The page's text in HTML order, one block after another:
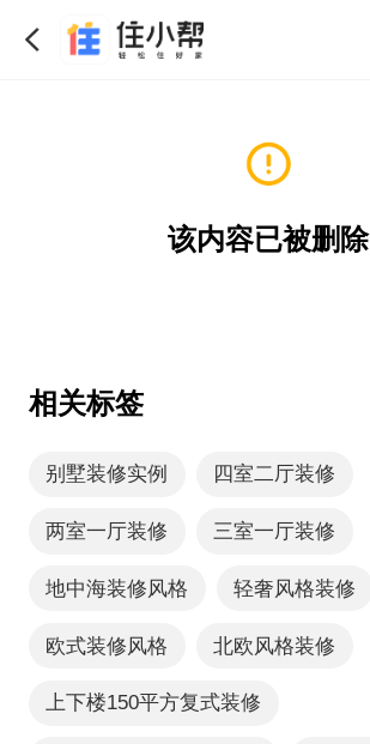
该内容已被删除
相关标签
别墅装修实例 四室二厅装修
两室一厅装修 三室一厅装修
地中海装修风格 轻奢风格装修
欧式装修风格 北欧风格装修
上下楼150平方复式装修